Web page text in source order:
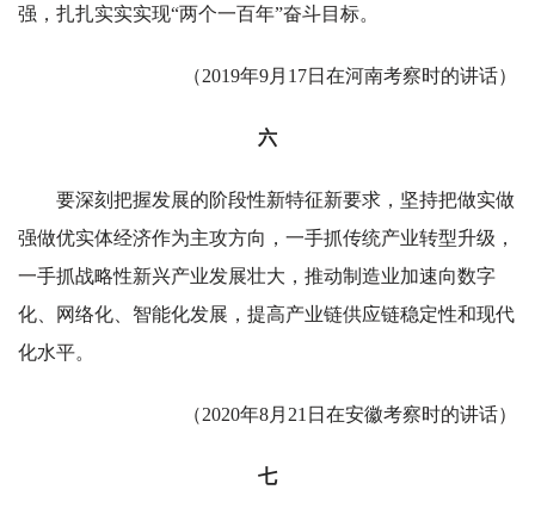
强，扎扎实实实现“两个一百年”奋斗目标。
（2019年9月17日在河南考察时的讲话）
六
要深刻把握发展的阶段性新特征新要求，坚持把做实做
强做优实体经济作为主攻方向，一手抓传统产业转型升级，
一手抓战略性新兴产业发展壮大，推动制造业加速向数字
化、网络化、智能化发展，提高产业链供应链稳定性和现代
化水平。
（2020年8月21日在安徽考察时的讲话）
七